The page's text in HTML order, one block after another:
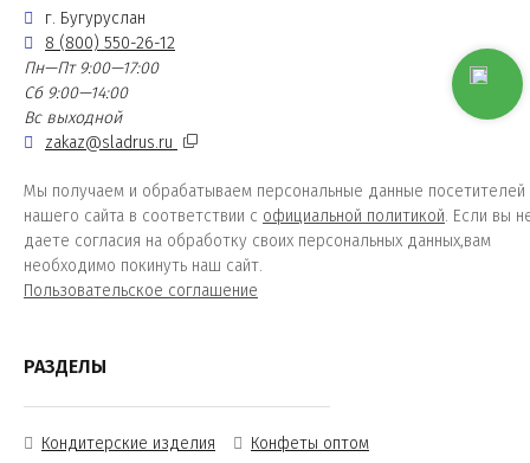
г. Бугуруслан
8 (800) 550-26-12
Пн—Пт 9:00—17:00
Сб 9:00—14:00
Вс выходной
zakaz@sladrus.ru
Мы получаем и обрабатываем персональные данные посетителей
нашего сайта в соответствии с официальной политикой. Если вы
даете согласия на обработку своих персональных данных,вам
необходимо покинуть наш сайт.
Пользовательское соглашение
РАЗДЕЛЫ
Кондитерские изделия
Конфеты оптом